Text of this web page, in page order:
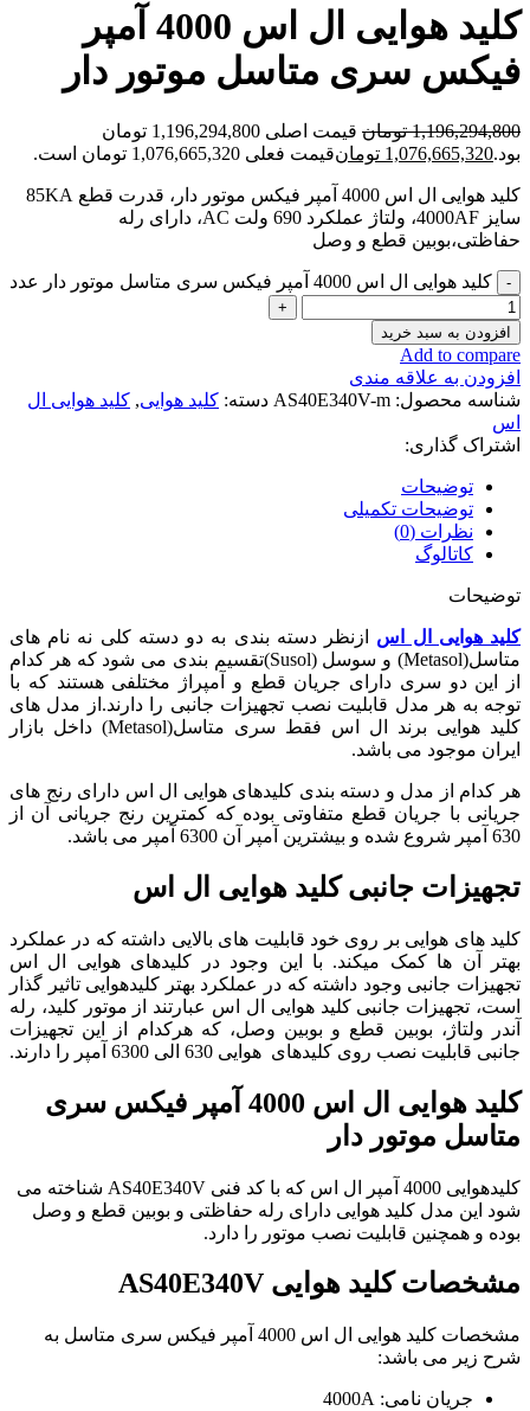
کلید هوایی ال اس 4000 آمپر
فیکس سری متاسل موتور دار
1,196,294,800 تومان
قیمت اصلی 1,196,294,800 تومان
بود.1,076,665,320 تومانقیمت فعلی 1,076,665,320 تومان است.
کلید هوایی ال اس 4000 آمپر فیکس موتور دار، قدرت قطع 85KA
سایز 4000AF، ولتاژ عملکرد 690 ولت AC، دارای رله
حفاظتی،بوبین قطع و وصل
کلید هوایی ال اس 4000 آمپر فیکس سری متاسل موتور دار عدد
افزودن به سبد خرید
Add to compare
افزودن به علاقه مندی
شناسه محصول: AS40E340V-m دسته: کلید هوایی, کلید هوایی ال
اس
اشتراک گذاری:
توضیحات
توضیحات تکمیلی
نظرات (0)
کاتالوگ
توضیحات
کلید هوایی ال اس ازنظر دسته بندی به دو دسته کلی نه نام های
متاسل(Metasol) و سوسل (Susol)تقسیم بندی می شود که هر کدام
از این دو سری دارای جریان قطع و آمپراژ مختلفی هستند که با
توجه به هر مدل قابلیت نصب تجهیزات جانبی را دارند.از مدل های
کلید هوایی برند ال اس فقط سری متاسل(Metasol) داخل بازار
ایران موجود می باشد.
هر کدام از مدل و دسته بندی کلیدهای هوایی ال اس دارای رنج های
جریانی با جریان قطع متفاوتی بوده که کمترین رنج جریانی آن از
630 آمپر شروع شده و بیشترین آمپر آن 6300 آمپر می باشد.
تجهیزات جانبی کلید هوایی ال اس
کلید های هوایی بر روی خود قابلیت های بالایی داشته که در عملکرد
بهتر آن ها کمک میکند. با این وجود در کلیدهای هوایی ال اس
تجهیزات جانبی وجود داشته که در عملکرد بهتر کلیدهوایی تاثیر گذار
است، تجهیزات جانبی کلید هوایی ال اس عبارتند از موتور کلید، رله
آندر ولتاژ، بوبین قطع و بوبین وصل، که هرکدام از این تجهیزات
جانبی قابلیت نصب روی کلیدهای هوایی 630 الی 6300 آمپر را دارند.
کلید هوایی ال اس 4000 آمپر فیکس سری
متاسل موتور دار
کلیدهوایی 4000 آمپر ال اس که با کد فنی AS40E340V شناخته می
شود این مدل کلید هوایی دارای رله حفاظتی و بوبین قطع و وصل
بوده و همچنین قابلیت نصب موتور را دارد.
مشخصات کلید هوایی AS40E340V
مشخصات کلید هوایی ال اس 4000 آمپر فیکس سری متاسل به
شرح زیر می باشد:
جریان نامی: 4000A